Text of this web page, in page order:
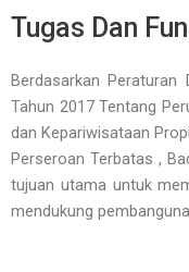
SkipTugas Dan
Berdasarkan
Tahun 2017 Tentang
dan Kepariwisataan
Perseroan Terbatas ,
tujuan utama untuk
mendukung